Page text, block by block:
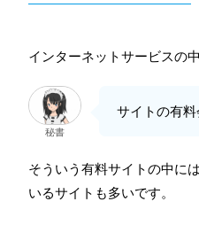
インターネットサービスの中
秘書
サイトの有料
そういう有料サイトの中には
いるサイトも多いです。